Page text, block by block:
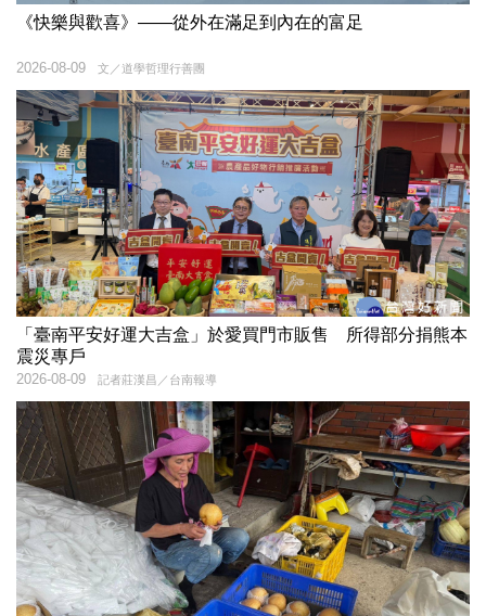
《快樂與歡喜》——從外在滿足到內在的富足
文／道學哲理⾏善團
2026-08-09
「臺南平安好運大吉盒」於愛買門市販售 所得部分捐熊本
震災專戶
記者莊漢昌／台南報導
2026-08-09